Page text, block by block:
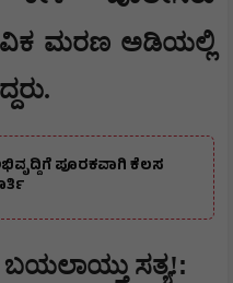
ಮರಣ ಅಡಿಯಲ್ಲಿ
ಪೂರಕವಾಗಿ ಕೆಲಸ
ಬಯಲಾಯ್ತು ಸತ್ಯ!: